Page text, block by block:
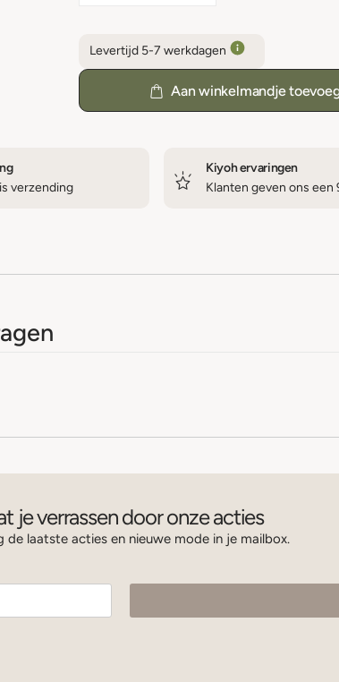
Levertijd 5-7 werkdagen
Aan winkelmandje
verzending
Kiyoh ervaringen
Klanten geven ons een
je verrassen door onze acties
de laatste acties en nieuwe mode in je mailbox.